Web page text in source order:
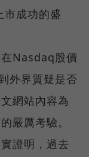
成功的盛
Nasdaq股價
外界質疑是否
網站內容為
嚴厲考驗。
證明，過去